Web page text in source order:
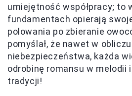
umiejętność współpracy; to
fundamentach opierają
polowania po zbieranie
pomyślał, że nawet w obliczu
niebezpieczeństwa, każda
odrobinę romansu w melodii
tradycji!